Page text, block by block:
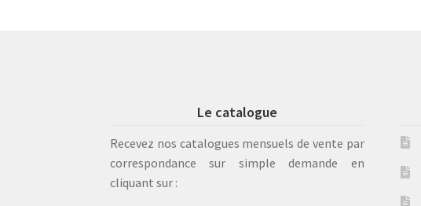
Le catalogue
Recevez nos catalogues mensuels de vente par
correspondance sur simple demande en
cliquant sur :